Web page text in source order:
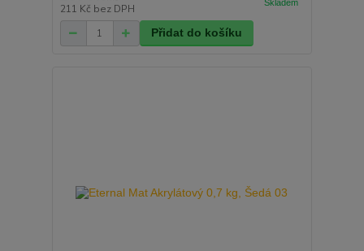
211 Kč bez DPH
Přidat do košíku